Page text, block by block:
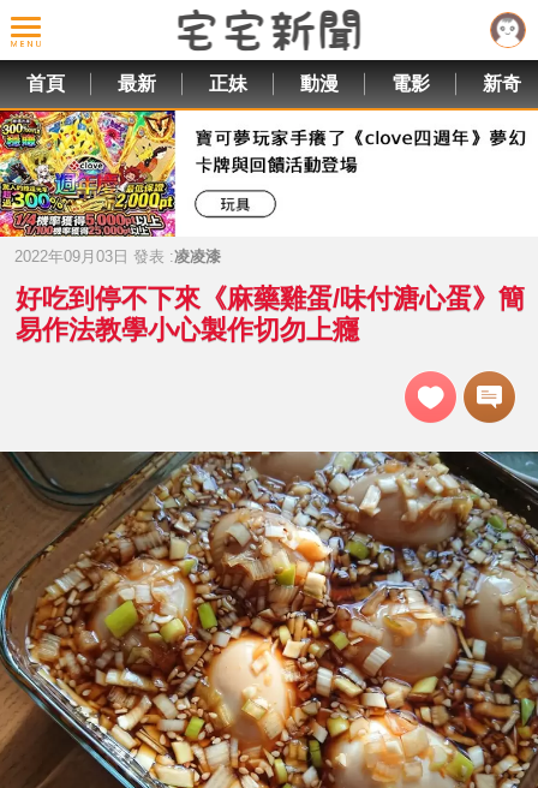
首頁 最新 正妹 動漫 電影 新奇
2022年09月03日 發表 :凌凌漆
好吃到停不下來《麻藥雞蛋/味付溏心蛋》簡
易作法教學小心製作切勿上癮